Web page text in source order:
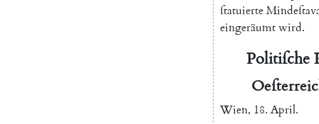
ſtatuierte
eingeräumtwird.
Politiſche
Wien, 18. April.